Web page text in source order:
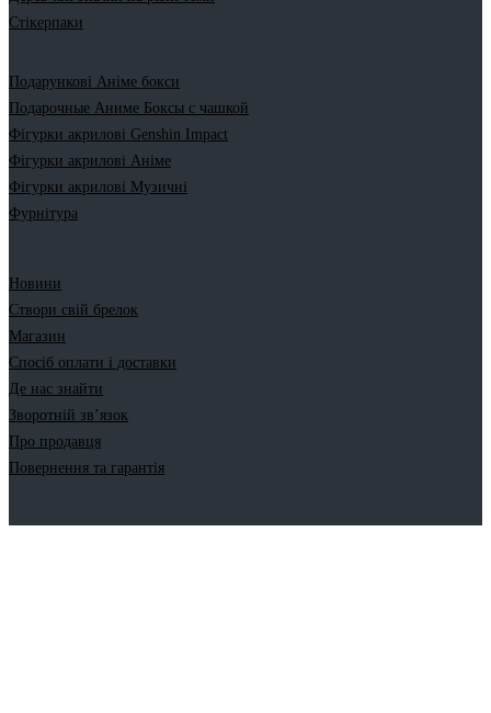
Стікерпаки
Подарункові Аніме бокси
Подарочные Аниме Боксы с чашкой
Фігурки акрилові Genshin Impact
Фігурки акрилові Аніме
Фігурки акрилові Музичні
Фурнітура
Новини
Створи свій брелок
Магазин
Спосіб оплати і доставки
Де нас знайти
Зворотній зв’язок
Про продавця
Повернення та гарантія